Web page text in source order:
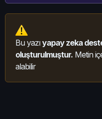
Bu yazıyapay zeka
oluşturulmuştur. Metin
alabilir